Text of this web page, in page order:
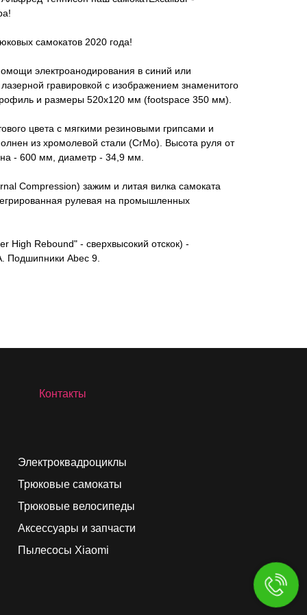
самокатов 2020 года!
электроанодирования в синий или
гравировкой с изображением знаменитого
и размеры 520х120 мм (footspace 350 мм).
цвета с мягкими резиновыми грипсами и
из хромолевой стали (CrMo). Высота руля от
- 600 мм, диаметр - 34,9 мм.
Compression) зажим и литая вилка самоката
рулевая на промышленных
High Rebound" - сверхвысокий отскок) -
Подшипники Abec 9.
Электроквадроциклы
Трюковые самокаты
Трюковые велосипеды
Аксессуары и запчасти
Пылесосы Xiaomi
Контакты